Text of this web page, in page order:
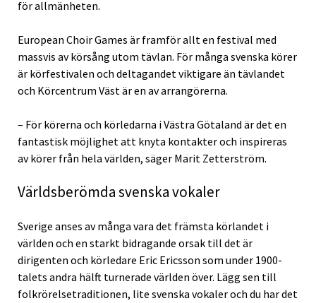
för allmänheten.
European Choir Games är framför allt en festival med
massvis av körsång utom tävlan. För många svenska körer
är körfestivalen och deltagandet viktigare än tävlandet
och Körcentrum Väst är en av arrangörerna.
– För körerna och körledarna i Västra Götaland är det en
fantastisk möjlighet att knyta kontakter och inspireras
av körer från hela världen, säger Marit Zetterström.
Världsberömda svenska vokaler
Sverige anses av många vara det främsta körlandet i
världen och en starkt bidragande orsak till det är
dirigenten och körledare Eric Ericsson som under 1900-
talets andra hälft turnerade världen över. Lägg sen till
folkrörelsetraditionen, lite svenska vokaler och du har det